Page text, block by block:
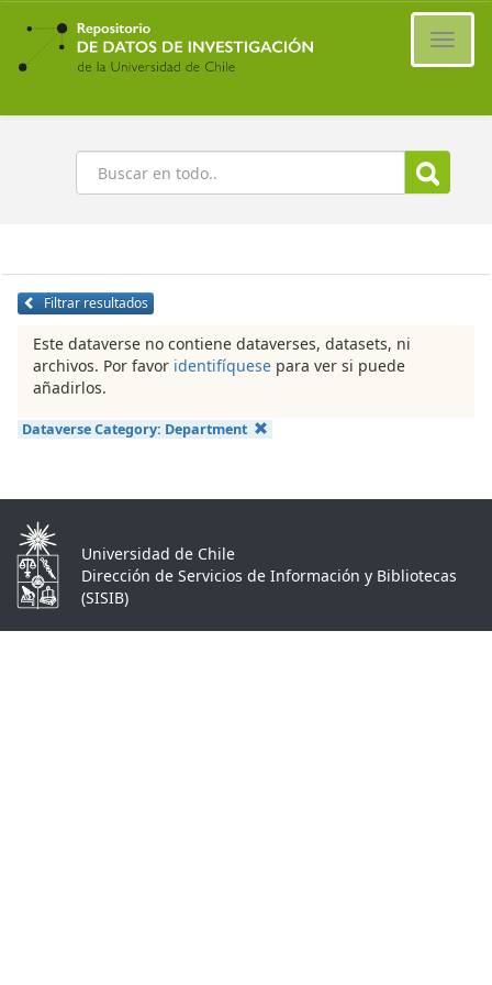
Ir
contenido
principal
Buscar
Filtrar resultados
Este dataverse no contiene dataverses, datasets, ni
archivos. Por favor identifíquese para ver si puede
añadirlos.
Dataverse Category: Department
Universidad de Chile
Dirección de Servicios de Información y Bibliotecas
(SISIB)